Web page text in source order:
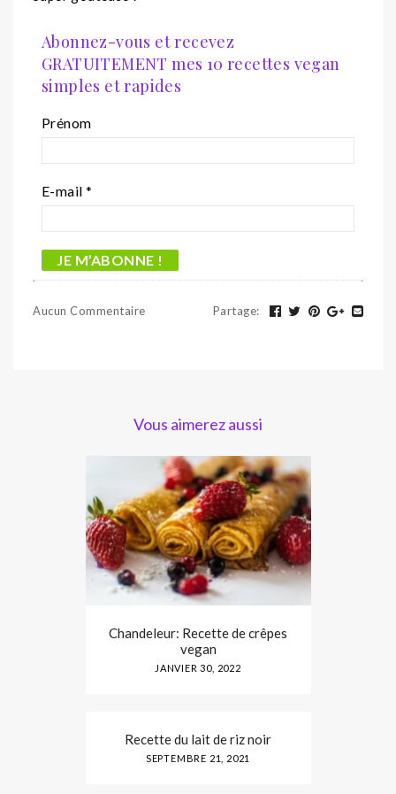
Abonnez-vous et recevez
GRATUITEMENT mes 10 recettes vegan
simples et rapides
Prénom
E-mail *
Aucun Commentaire Partage:
Vous aimerez aussi
Chandeleur: Recette de crêpes
vegan
JANVIER 30, 2022
Recette du lait de riz noir
SEPTEMBRE 21, 2021